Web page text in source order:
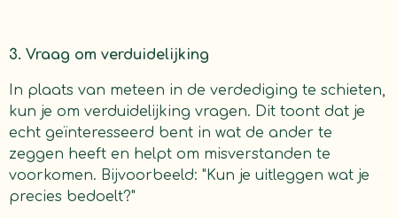
3. Vraag om verduidelijking
In plaats van meteen in de verdediging te schieten,
kun je om verduidelijking vragen. Dit toont dat je
echt geïnteresseerd bent in wat de ander te
zeggen heeft en helpt om misverstanden te
voorkomen. Bijvoorbeeld: "Kun je uitleggen wat je
precies bedoelt?"